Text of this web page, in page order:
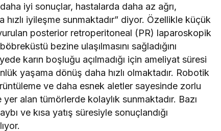
iyi sonuçlar, hastalarda daha az ağrı,
hızlı iyileşme sunmaktadır” diyor. Özellikle küçük
posterior retroperitoneal (PR) laparoskopik
bezine ulaşılmasını sağladığını
karın boşluğu açılmadığı için ameliyat süresi
yaşama dönüş daha hızlı olmaktadır. Robotik
ve daha esnek aletler sayesinde zorlu
alan tümörlerde kolaylık sunmaktadır. Bazı
ve kısa yatış süresiyle sonuçlandığı